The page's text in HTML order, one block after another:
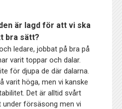
är lagd för att vi ska
bra sätt?
ledare, jobbat på bra på
varit toppar och dalar.
för djupa de där dalarna.
varit höga, men vi kanske
Det är alltid svårt
under försäsong men vi